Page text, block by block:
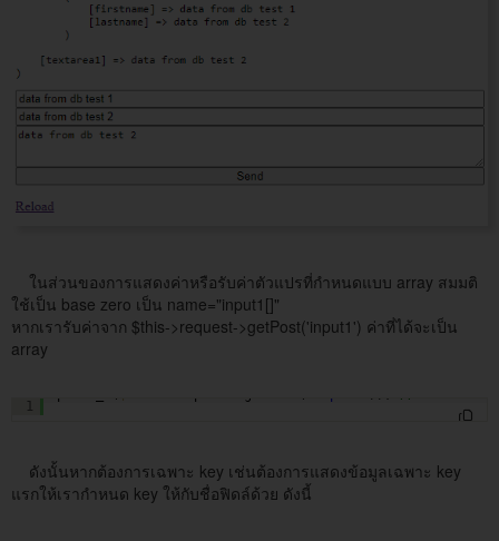
ในส่วนของการแสดงค่าหรือรับค่าตัวแปรที่กำหนดแบบ array สมมติ
ใช้เป็น base zero เป็น name="input1[]"
หากเรารับค่าจาก $this->request->getPost('input1') ค่าที่ได้จะเป็น
array
1
ดังนั้นหากต้องการเฉพาะ key เช่นต้องการแสดงข้อมูลเฉพาะ key
แรกให้เรากำหนด key ให้กับชื่อฟิดล์ด้วย ดังนี้